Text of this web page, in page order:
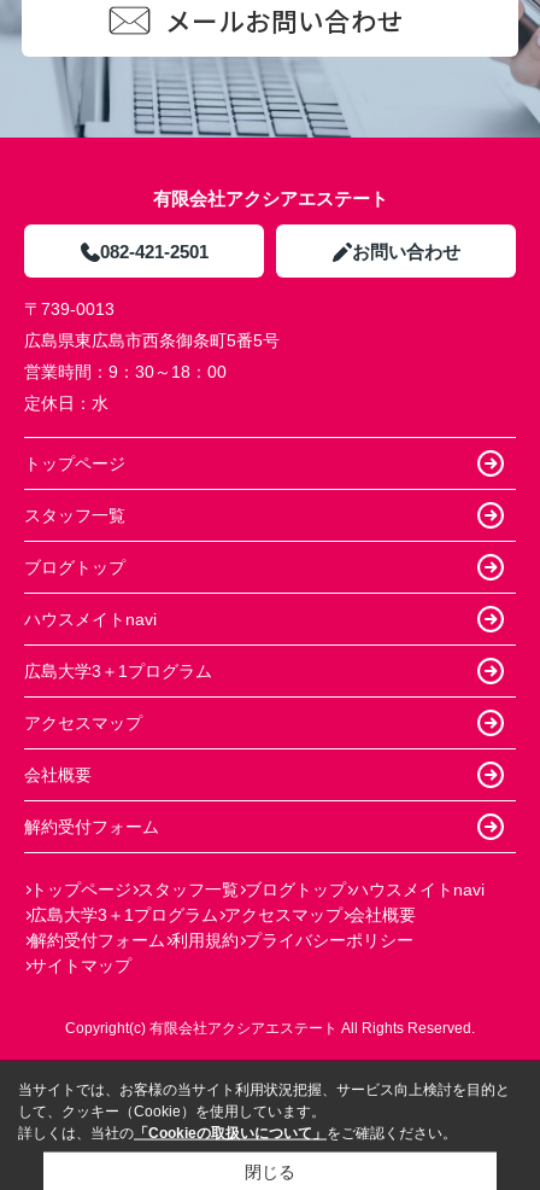
メールお問い合わせ
有限会社アクシアエステート
082-421-2501 お問い合わせ
〒739-0013
広島県東広島市西条御条町5番5号
営業時間： 9：30～18：00
定休日： 水
トップページ
スタッフ一覧
ブログトップ
ハウスメイトnavi
広島大学3＋1プログラム
アクセスマップ
会社概要
解約受付フォーム
トップページ スタッフ一覧 ブログトップ ハウスメイトnavi
広島大学3＋1プログラム アクセスマップ 会社概要
解約受付フォーム 利用規約 プライバシーポリシー
サイトマップ
Copyright(c) 有限会社アクシアエステート All Rights Reserved.
当サイトでは、お客様の当サイト利用状況把握、サービス向上検討を目的と
して、クッキー（Cookie）を使用しています。
詳しくは、当社の 「Cookieの取扱いについて」 をご確認ください。
閉じる